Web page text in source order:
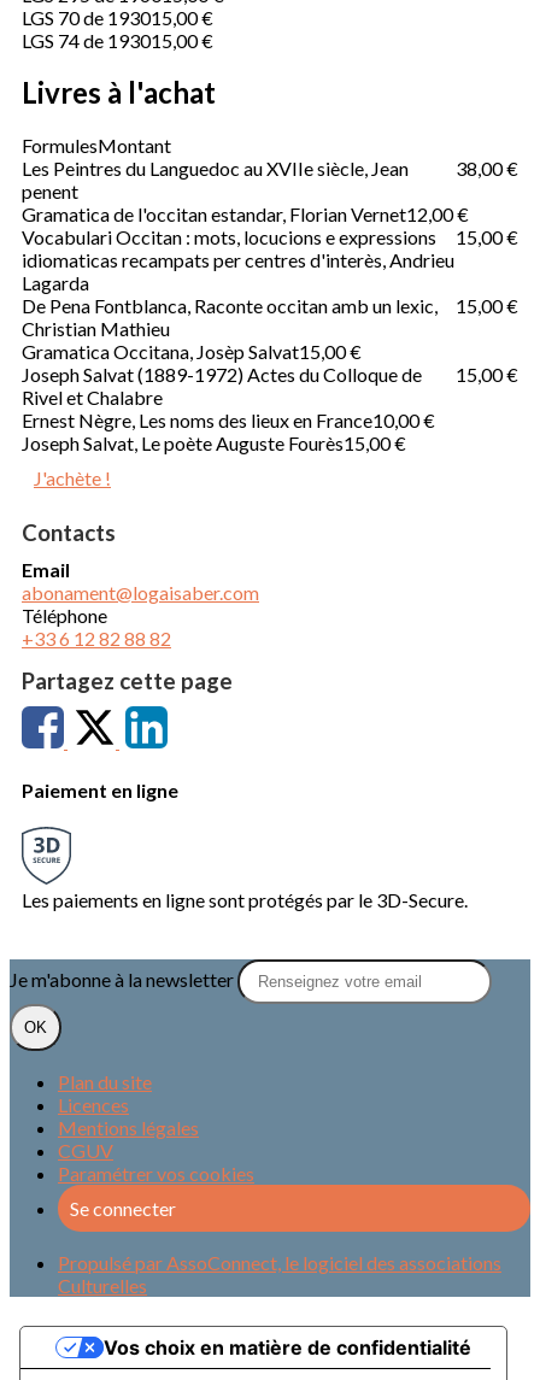
LGS 70 de 193015,00 €
LGS 74 de 193015,00 €
Livres à l'achat
FormulesMontant
Les Peintres du Languedoc au XVIIe siècle, Jean
penent
38,00 €
Gramatica de l'occitan estandar, Florian Vernet12,00 €
Vocabulari Occitan : mots, locucions e expressions
idiomaticas recampats per centres d'interès, Andrieu
Lagarda
15,00 €
De Pena Fontblanca, Raconte occitan amb un lexic,
Christian Mathieu
15,00 €
Gramatica Occitana, Josèp Salvat15,00 €
Joseph Salvat (1889-1972) Actes du Colloque de
Rivel et Chalabre
15,00 €
Ernest Nègre, Les noms des lieux en France10,00 €
Joseph Salvat, Le poète Auguste Fourès15,00 €
J'achète !
Contacts
Email
abonament@logaisaber.com
Téléphone
+33 6 12 82 88 82
Partagez cette page
Paiement en ligne
Les paiements en ligne sont protégés par le 3D-Secure.
Je m'abonne à la newsletter
OK
Plan du site
Licences
Mentions légales
CGUV
Paramétrer vos cookies
Se connecter
Propulsé par AssoConnect, le logiciel des associations
Culturelles
Vos choix en matière de confidentialité